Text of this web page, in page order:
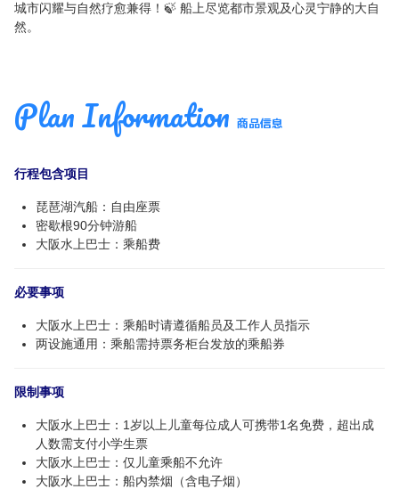
城市闪耀与自然疗愈兼得！🍃 船上尽览都市景观及心灵宁静的大自
然。
Plan Information 商品信息
行程包含项目
琵琶湖汽船：自由座票
密歇根90分钟游船
大阪水上巴士：乘船费
必要事项
大阪水上巴士：乘船时请遵循船员及工作人员指示
两设施通用：乘船需持票务柜台发放的乘船券
限制事项
大阪水上巴士：1岁以上儿童每位成人可携带1名免费，超出成
人数需支付小学生票
大阪水上巴士：仅儿童乘船不允许
大阪水上巴士：船内禁烟（含电子烟）